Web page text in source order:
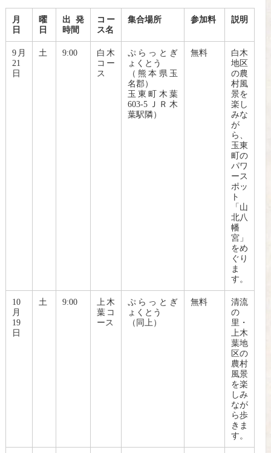
月
日
曜
日
出発
時間
コー
ス名
集合場所 参加料 説明
9月
21
日
土 9:00
白木
コー
ス
ぷらっとぎ
ょくとう
（熊本県玉
名郡）
玉東町木葉
603-5ＪＲ木
葉駅隣）
無料
白木
地区
の農
村風
景を
楽し
みな
が
ら、
玉東
町の
パワ
ース
ポッ
ト
「山
北八
幡
宮」
をめ
ぐり
ま
す。
10
月
19
日
土 9:00
上木
葉コ
ース
ぷらっとぎ
ょくとう
（同上）
無料
清流
の
里・
上木
葉地
区の
農村
風景
を楽
しみ
なが
ら歩
きま
す。